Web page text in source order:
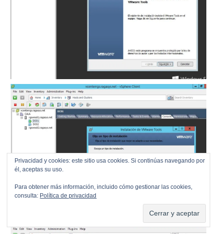
Privacidad y cookies: este sitio usa cookies. Si continúas navegando por
él, aceptas su uso.
Para obtener más información, incluido cómo gestionar las cookies,
consulta: Política de privacidad